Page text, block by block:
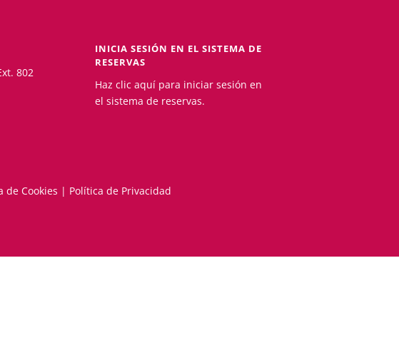
802
INICIA SESIÓN EN EL SISTEMA DE
RESERVAS
Haz clic aquí para iniciar sesión en
el sistema de reservas.
de Cookies | Política de Privacidad